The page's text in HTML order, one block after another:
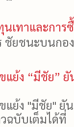
เทาและการ
ยชนะบนกอ
แย้ง “มีชัย”
แย้ง "มีชัย"
วฉบับเต็มได้